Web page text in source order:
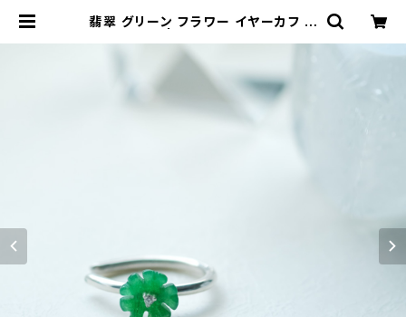
翡翠 グリーン フラワー イヤーカフ シ
oud-jewelry) レディース メンズ ア
クセサリー ネックレス ピアス 指輪 ギ
フト